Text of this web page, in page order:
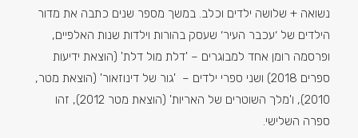
נשואה + שלושה ילדים וכלב. במשך מספר שנים כתבה את מדור
הילדים של ׳עכבר העיר׳ שעסק בהורות וילדות שנות האלפיים,
ופרסמה רומן אחד למבוגרים – 'דלת מול דלת' (הוצאת ידיעות
ספרים 2018) ושני ספרי ילדים – 'גור של דינוזאור' (הוצאת מטר,
2010), ו'מלך השוטרים של האריות' (הוצאת מטר 2012), זהו
ספרה השלישי.